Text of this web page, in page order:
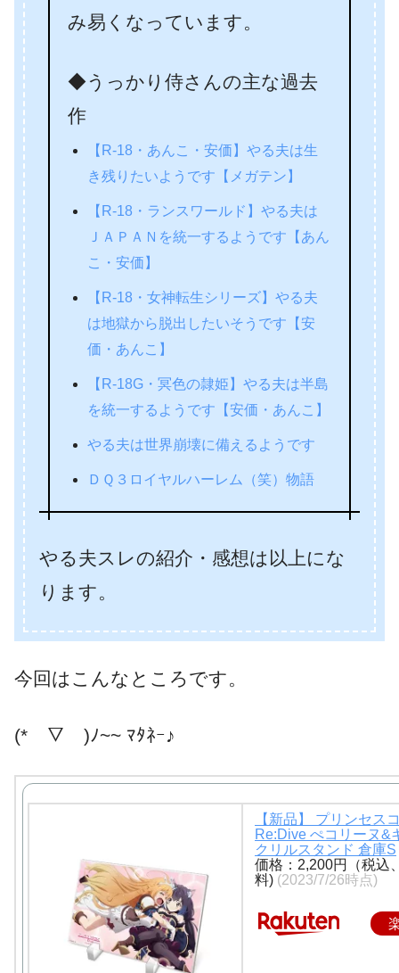
み易くなっています。
◆うっかり侍さんの主な過去
作
【R-18・あんこ・安価】やる夫は生
き残りたいようです【メガテン】
【R-18・ランスワールド】やる夫は
ＪＡＰＡＮを統一するようです【あん
こ・安価】
【R-18・女神転生シリーズ】やる夫
は地獄から脱出したいそうです【安
価・あんこ】
【R-18G・冥色の隷姫】やる夫は半島
を統一するようです【安価・あんこ】
やる夫は世界崩壊に備えるようです
ＤＱ３ロイヤルハーレム（笑）物語
やる夫スレの紹介・感想は以上にな
ります。
今回はこんなところです。
(*￣▽￣)ﾉ~~ ﾏﾀﾈｰ♪
【新品】 プリンセス
Re:Dive ぺコリーヌ&
クリルスタンド 倉庫S
価格：2,200円（税込
料) (2023/7/26時点)